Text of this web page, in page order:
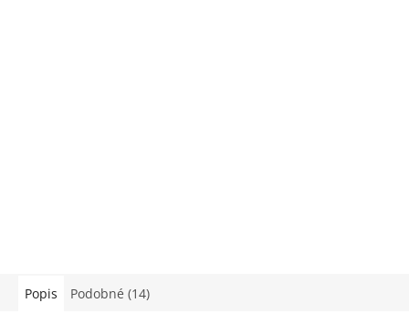
Popis Podobné (14)